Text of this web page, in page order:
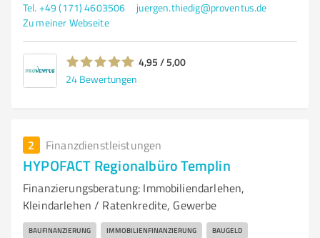
Tel. +49 (171) 4603506
juergen.thiedig@proventus.de
Zu meiner Webseite
4,95 / 5,00
24 Bewertungen
2 Finanzdienstleistungen
HYPOFACT Regionalbüro Templin
Finanzierungsberatung: Immobiliendarlehen,
Kleindarlehen / Ratenkredite, Gewerbe
BAUFINANZIERUNG IMMOBILIENFINANZIERUNG BAUGELD